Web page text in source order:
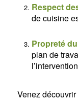
Respect
de cuisine
Propreté
plan de
Venez